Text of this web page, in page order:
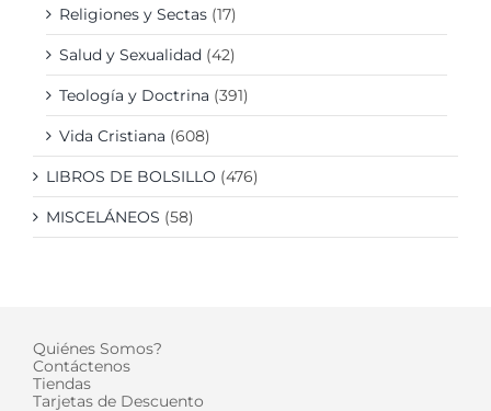
Religiones y Sectas (17)
Salud y Sexualidad (42)
Teología y Doctrina (391)
Vida Cristiana (608)
LIBROS DE BOLSILLO (476)
MISCELÁNEOS (58)
Quiénes Somos?
Contáctenos
Tiendas
Tarjetas de Descuento